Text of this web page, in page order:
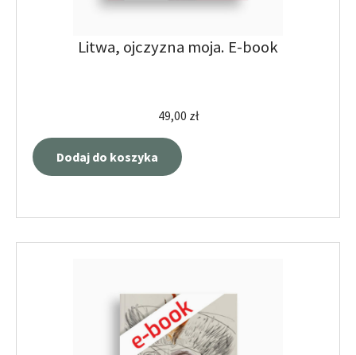
Litwa, ojczyzna moja. E-book
49,00 zł
Dodaj do koszyka